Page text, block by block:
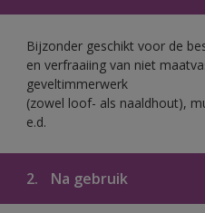
Bijzonder geschikt voor de
en verfraaiing van niet
geveltimmerwerk
(zowel loof- als naaldhout),
e.d.
2. Na gebruik